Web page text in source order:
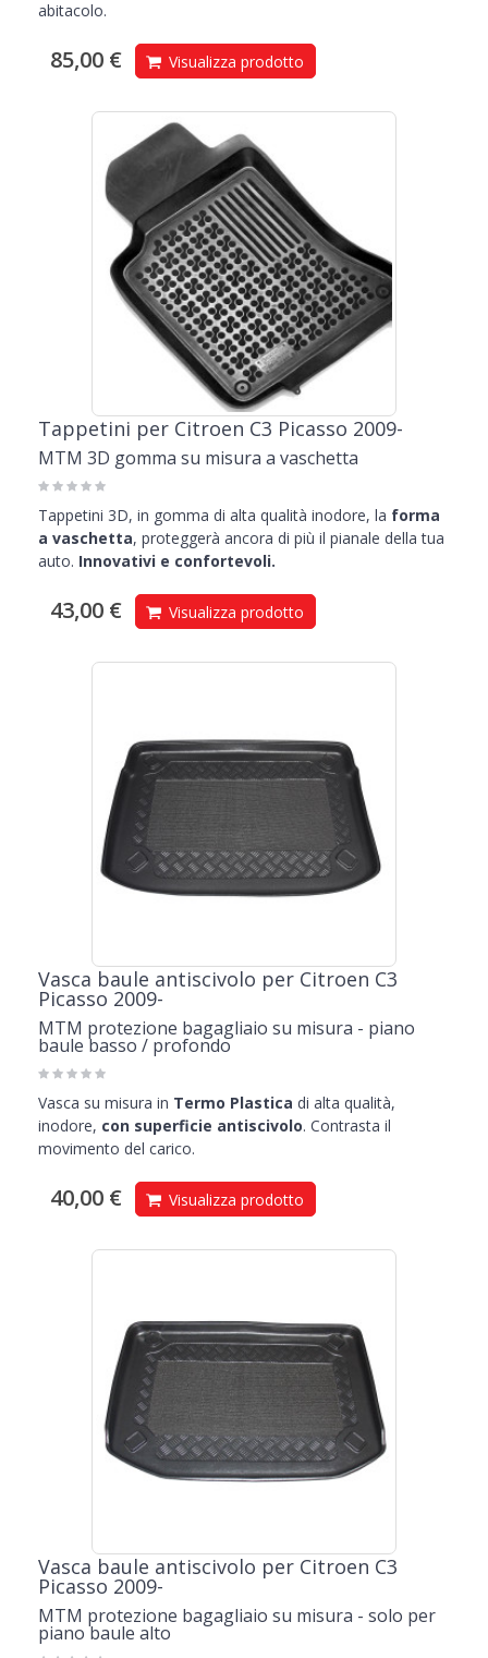
abitacolo.
85,00 € Visualizza prodotto
Tappetini per Citroen C3 Picasso 2009-
MTM 3D gomma su misura a vaschetta
Tappetini 3D, in gomma di alta qualità inodore, la forma
a vaschetta, proteggerà ancora di più il pianale della tua
auto. Innovativi e confortevoli.
43,00 € Visualizza prodotto
Vasca baule antiscivolo per Citroen C3
Picasso 2009-
MTM protezione bagagliaio su misura - piano
baule basso / profondo
Vasca su misura in Termo Plastica di alta qualità,
inodore, con superficie antiscivolo. Contrasta il
movimento del carico.
40,00 € Visualizza prodotto
Vasca baule antiscivolo per Citroen C3
Picasso 2009-
MTM protezione bagagliaio su misura - solo per
piano baule alto